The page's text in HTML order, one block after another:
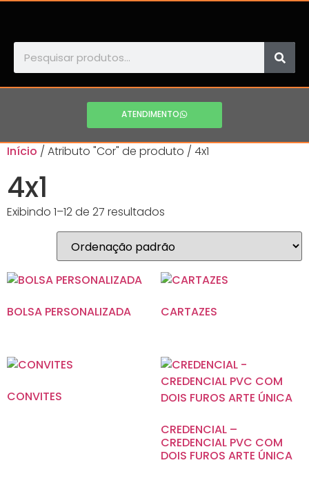
ATENDIMENTO
Início / Atributo "Cor" de produto / 4x1
4x1
Exibindo 1–12 de 27 resultados
BOLSA PERSONALIZADA CARTAZES
CONVITES
CREDENCIAL –
CREDENCIAL PVC COM
DOIS FUROS ARTE ÚNICA